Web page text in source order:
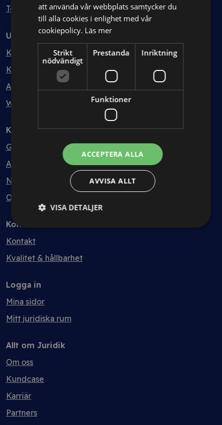
Testa kostnadsfritt
Utbildning
Kurser
Kurspaket
Abonnemang
Webbinarium
Kunskapsbank
Guider
Avtalsmallar
Nyheter
Ordlista
Kontakt
Kontakt
Kvalitet & hållbarhet
Logga in
Mina sidor
Mitt juridiska rum
Allt om Juridik
Om oss
Kundcase
Karriär
Partners
att använda vår webbplats samtycker du
till alla cookies i enlighet med vår
cookiepolicy. Läs mer
Strikt
nödvändigt
Prestanda Inriktning
Funktioner
ACCEPTERA ALLA
AVVISA ALLT
VISA DETALJER